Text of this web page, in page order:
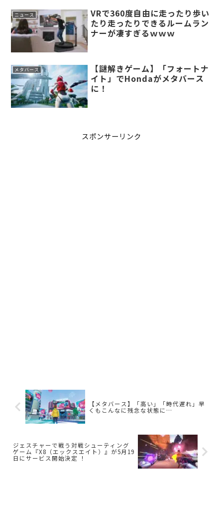
ニュース
VRで360度自由に走ったり歩い
たり走ったりできるルームラン
ナーが凄すぎるｗｗｗ
メタバース
【謎解きゲーム】「フォートナ
イト」でHondaがメタバース
に！
スポンサーリンク
【メタバース】「高い」「時代遅れ」早
くもこんなに残念な状態に…
ジェスチャーで戦う対戦シューティング
ゲーム『X8（エックスエイト）』が5月19
日にサービス開始決定 ！